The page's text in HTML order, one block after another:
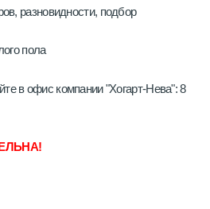
разновидности, подбор
пола
в офис компании "Хогарт-Нева": 8